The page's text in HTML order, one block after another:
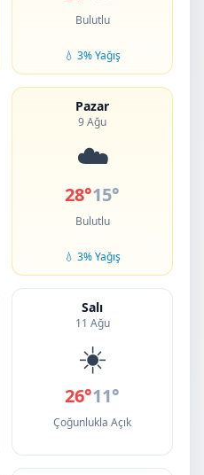
Bulutlu
💧 3% Yağış
Pazar
9 Ağu
☁️
28°15°
Bulutlu
💧 3% Yağış
Salı
11 Ağu
☀️
26°11°
Çoğunlukla Açık